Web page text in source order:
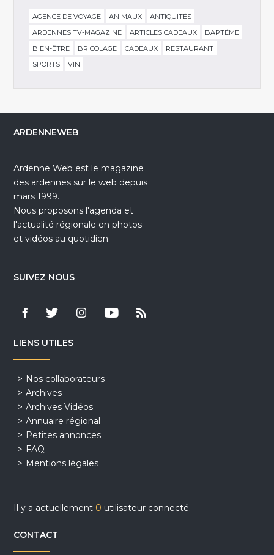
AGENCE DE VOYAGE ANIMAUX
ANTIQUITÉS
ARDENNES TV-MAGAZINE
ARTICLES CADEAUX
BAPTÊME
BIEN-ÊTRE
BRICOLAGE CADEAUX
RESTAURANT
SPORTS
VIN
ARDENNEWEB
Ardenne Web est le magazine
des ardennes sur le web depuis
mars 1999.
Nous proposons l'agenda et
l'actualité régionale en photos
et vidéos au quotidien.
SUIVEZ NOUS
LIENS UTILES
Nos collaborateurs
Archives
Archives Vidéos
Annuaire régional
Petites annonces
FAQ
Mentions légales
Il y a actuellement 0 utilisateur connecté.
CONTACT